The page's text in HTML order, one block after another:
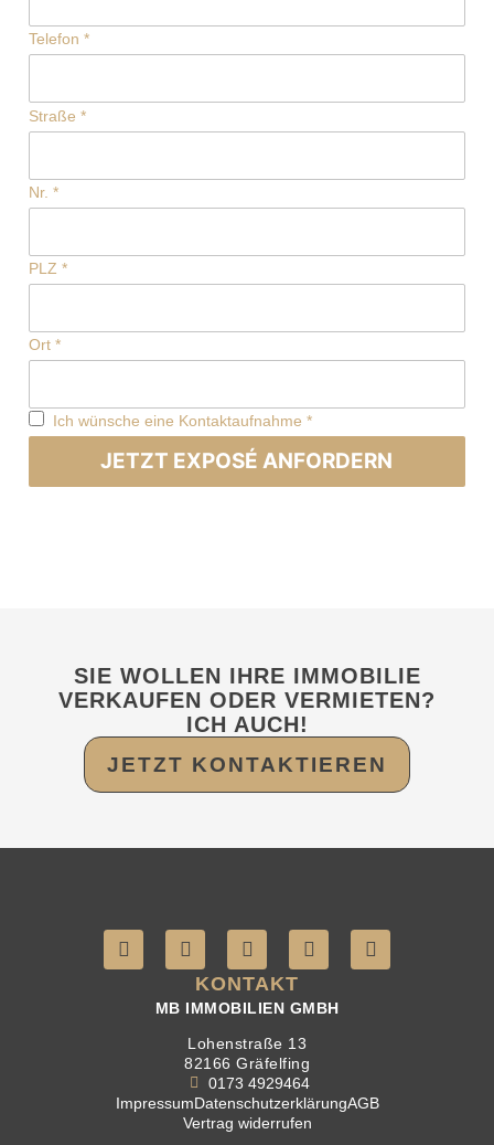
Telefon *
Straße *
Nr. *
PLZ *
Ort *
Ich wünsche eine Kontaktaufnahme *
JETZT EXPOSÉ ANFORDERN
SIE WOLLEN IHRE IMMOBILIE
VERKAUFEN ODER VERMIETEN?
ICH AUCH!
JETZT KONTAKTIEREN
KONTAKT
MB IMMOBILIEN GMBH
Lohenstraße 13
82166 Gräfelfing
0173 4929464
ImpressumDatenschutzerklärungAGB
Vertrag widerrufen